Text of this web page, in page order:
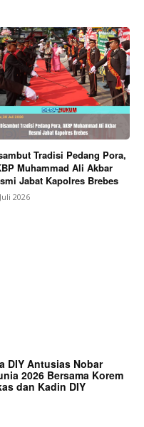
Tradisi Pedang Pora,
Muhammad Ali Akbar
Jabat Kapolres Brebes
2026
DIY Antusias Nobar
2026 Bersama Korem
dan Kadin DIY